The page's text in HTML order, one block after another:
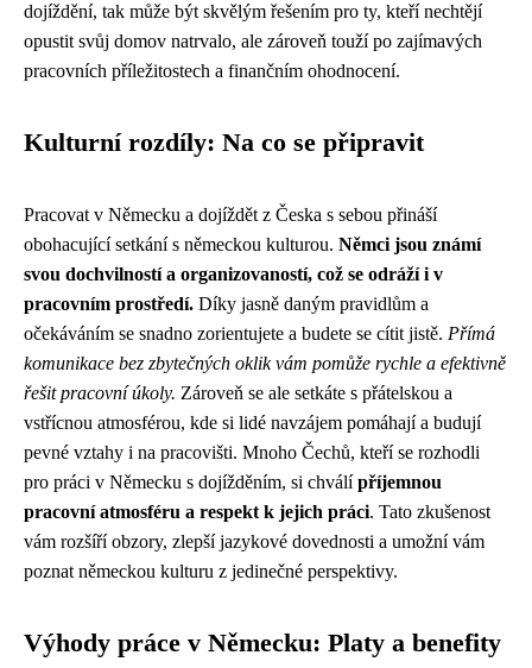
dojíždění, tak může být skvělým řešením pro ty, kteří nechtějí
opustit svůj domov natrvalo, ale zároveň touží po zajímavých
pracovních příležitostech a finančním ohodnocení.
Kulturní rozdíly: Na co se připravit
Pracovat v Německu a dojíždět z Česka s sebou přináší
obohacující setkání s německou kulturou. Němci jsou známí
svou dochvilností a organizovaností, což se odráží i v
pracovním prostředí. Díky jasně daným pravidlům a
očekáváním se snadno zorientujete a budete se cítit jistě. Přímá
komunikace bez zbytečných oklik vám pomůže rychle a efektivně
řešit pracovní úkoly. Zároveň se ale setkáte s přátelskou a
vstřícnou atmosférou, kde si lidé navzájem pomáhají a budují
pevné vztahy i na pracovišti. Mnoho Čechů, kteří se rozhodli
pro práci v Německu s dojížděním, si chválípříjemnou
pracovní atmosféru a respekt k jejich práci. Tato zkušenost
vám rozšíří obzory, zlepší jazykové dovednosti a umožní vám
poznat německou kulturu z jedinečné perspektivy.
Výhody práce v Německu: Platy a benefity